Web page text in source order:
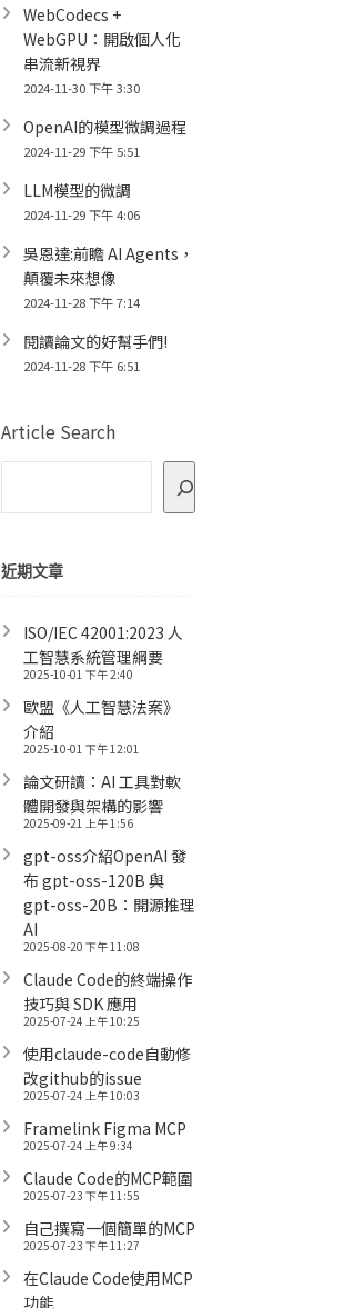
WebCodecs +
WebGPU：開啟個人化
串流新視界
2024-11-30 下午 3:30
OpenAI的模型微調過程
2024-11-29 下午 5:51
LLM模型的微調
2024-11-29 下午 4:06
吳恩達:前瞻 AI Agents，
顛覆未來想像
2024-11-28 下午 7:14
閱讀論文的好幫手們!
2024-11-28 下午 6:51
Article Search
近期文章
ISO/IEC 42001:2023 人
工智慧系統管理綱要
2025-10-01 下午 2:40
歐盟《人工智慧法案》
介紹
2025-10-01 下午 12:01
論文研讀：AI 工具對軟
體開發與架構的影響
2025-09-21 上午 1:56
gpt-oss介紹OpenAI 發
布 gpt-oss-120B 與
gpt-oss-20B：開源推理
AI
2025-08-20 下午 11:08
Claude Code的終端操作
技巧與 SDK 應用
2025-07-24 上午 10:25
使用claude-code自動修
改github的issue
2025-07-24 上午 10:03
Framelink Figma MCP
2025-07-24 上午 9:34
Claude Code的MCP範圍
2025-07-23 下午 11:55
自己撰寫一個簡單的MCP
2025-07-23 下午 11:27
在Claude Code使用MCP
功能